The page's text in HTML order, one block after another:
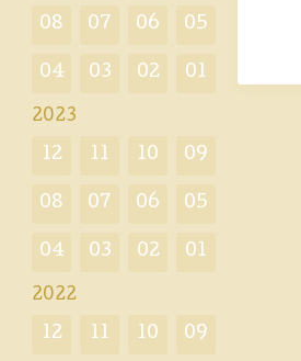
08 07 06 05
04 03 02 01
2023
12 11 10 09
08 07 06 05
04 03 02 01
2022
12 11 10 09